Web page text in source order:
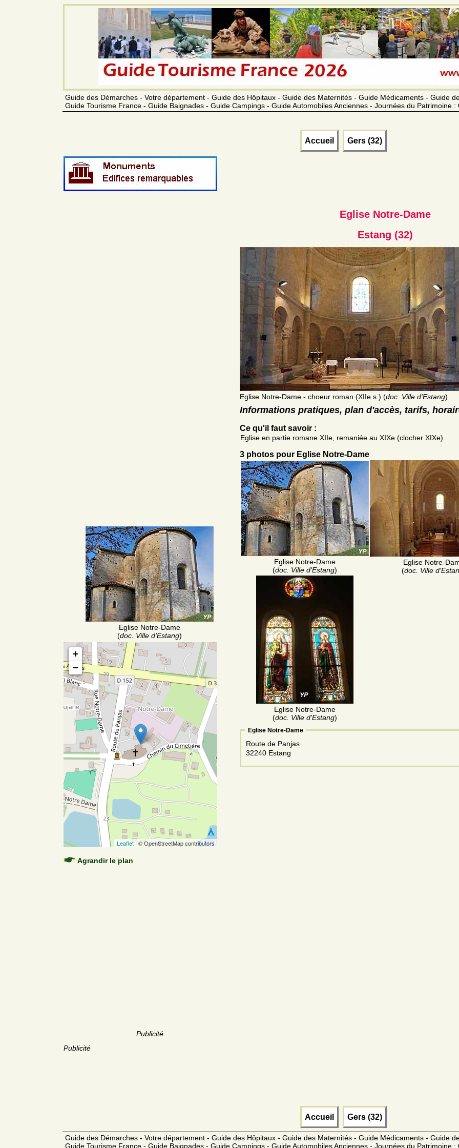
Guide des Démarches - Votre département - Guide des Hôpitaux - Guide des Maternités - Guide Médicaments - Guide
Guide Tourisme France - Guide Baignades - Guide Campings - Guide Automobiles Anciennes - Journées du Patrimoine :
Accueil Gers (32)
Eglise Notre-Dame
(doc. Ville d'Estang)
+
−
Leaflet | © OpenStreetMap contributors
Agrandir le plan
Publicité
Eglise Notre-Dame
Estang (32)
Eglise Notre-Dame - choeur roman (XIIe s.) (doc. Ville d'Estang)
Informations pratiques, plan d'accès, tarifs,
Ce qu'il faut savoir :
Eglise en partie romane XIIe, remaniée au XIXe (clocher XIXe).
3 photos pour Eglise Notre-Dame
Eglise Notre-Dame
(doc. Ville d'Estang)
Eglise Notre-
(doc. Ville
Eglise Notre-Dame
(doc. Ville d'Estang)
Eglise Notre-Dame
Route de Panjas
32240 Estang
Publicité
Accueil Gers (32)
Guide des Démarches - Votre département - Guide des Hôpitaux - Guide des Maternités - Guide Médicaments - Guide
Guide Tourisme France - Guide Baignades - Guide Campings - Guide Automobiles Anciennes - Journées du Patrimoine :